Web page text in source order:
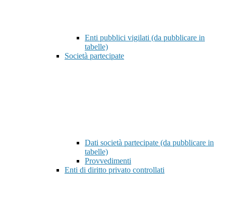
Enti pubblici vigilati (da pubblicare in
tabelle)
Società partecipate
Dati società partecipate (da pubblicare in
tabelle)
Provvedimenti
Enti di diritto privato controllati